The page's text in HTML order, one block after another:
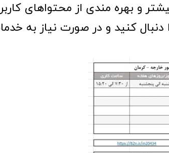
و بهره مندی از محتواهای
دنبال کنید و در صورت نیاز به